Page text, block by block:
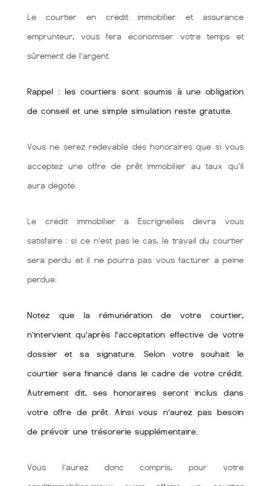
Le courtier en crédit immobilier et assurance
emprunteur, vous fera économiser votre temps et
sûrement de l’argent.
Rappel : les courtiers sont soumis à une obligation
de conseil et une simple simulation reste gratuite.
Vous ne serez redevable des honoraires que si vous
acceptez une offre de prêt immobilier au taux qu'il
aura dégoté.
Le crédit immobilier à Escrignelles devra vous
satisfaire : si ce n’est pas le cas, le travail du courtier
sera perdu et il ne pourra pas vous facturer à peine
perdue.
Notez que la rémunération de votre courtier,
n’intervient qu’après l’acceptation effective de votre
dossier et sa signature. Selon votre souhait le
courtier sera financé dans le cadre de votre crédit.
Autrement dit, ses honoraires seront inclus dans
votre offre de prêt. Ainsi vous n’aurez pas besoin
de prévoir une trésorerie supplémentaire.
Vous l’aurez donc compris, pour votre